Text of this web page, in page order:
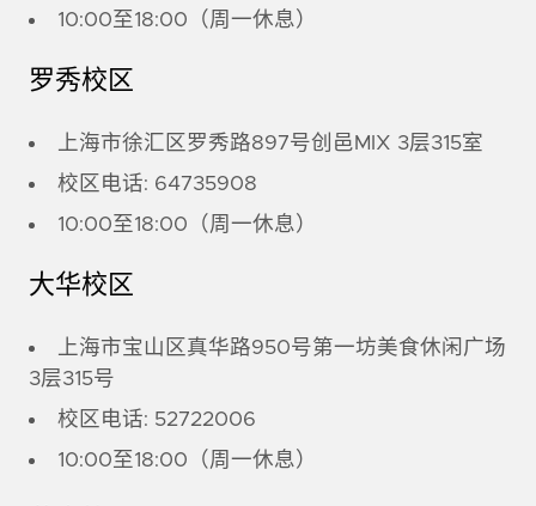
10:00至18:00（周一休息）
罗秀校区
上海市徐汇区罗秀路897号创邑MIX 3层315室
校区电话: 64735908
10:00至18:00（周一休息）
大华校区
上海市宝山区真华路950号第一坊美食休闲广场
3层315号
校区电话: 52722006
10:00至18:00（周一休息）